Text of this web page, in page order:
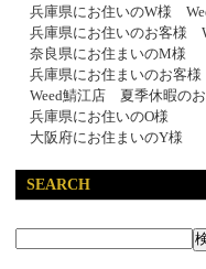
兵庫県にお住いのW様
兵庫県にお住いのお客様
奈良県にお住まいのM様
兵庫県にお住まいのお客
Weed鯖江店 夏季休暇の
兵庫県にお住いのO様
大阪府にお住まいのY様
SEARCH